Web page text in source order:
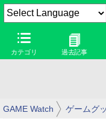
カテゴリ 過去記事
GAME Watch ゲームグ